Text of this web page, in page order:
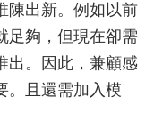
陳出新。例如以前
足夠，但現在卻需
出。因此，兼顧感
。且還需加入模